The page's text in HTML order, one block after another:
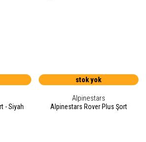
- Siyah
stok yok
Alpinestars
Alpinestars Rover Plus Şort